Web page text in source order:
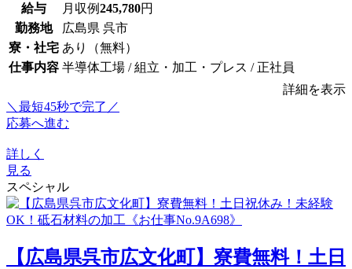
給与 月収例245,780円
勤務地
広島県 呉市
寮・社宅 あり（無料）
仕事内容 半導体工場 / 組立・加工・プレス / 正社員
詳細を表示
＼最短45秒で完了／
応募へ進む
詳しく
見る
スペシャル
【広島県呉市広文化町】寮費無料！土日